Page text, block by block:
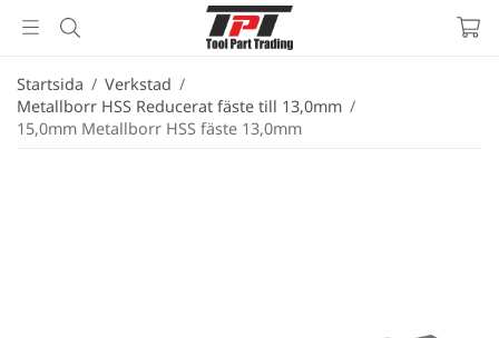
Startsida / Verkstad /
Metallborr HSS Reducerat fäste till 13,0mm /
15,0mm Metallborr HSS fäste 13,0mm